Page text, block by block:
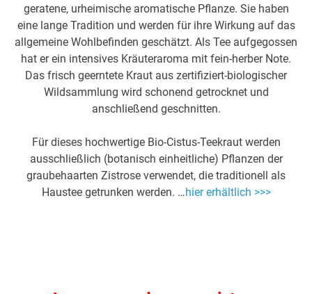
geratene, urheimische aromatische Pflanze. Sie haben
eine lange Tradition und werden für ihre Wirkung auf das
allgemeine Wohlbefinden geschätzt. Als Tee aufgegossen
hat er ein intensives Kräuteraroma mit fein-herber Note.
Das frisch geerntete Kraut aus zertifiziert-biologischer
Wildsammlung wird schonend getrocknet und
anschließend geschnitten.
Für dieses hochwertige Bio-Cistus-Teekraut werden
ausschließlich (botanisch einheitliche) Pflanzen der
graubehaarten Zistrose verwendet, die traditionell als
Haustee getrunken werden. …hier erhältlich >>>